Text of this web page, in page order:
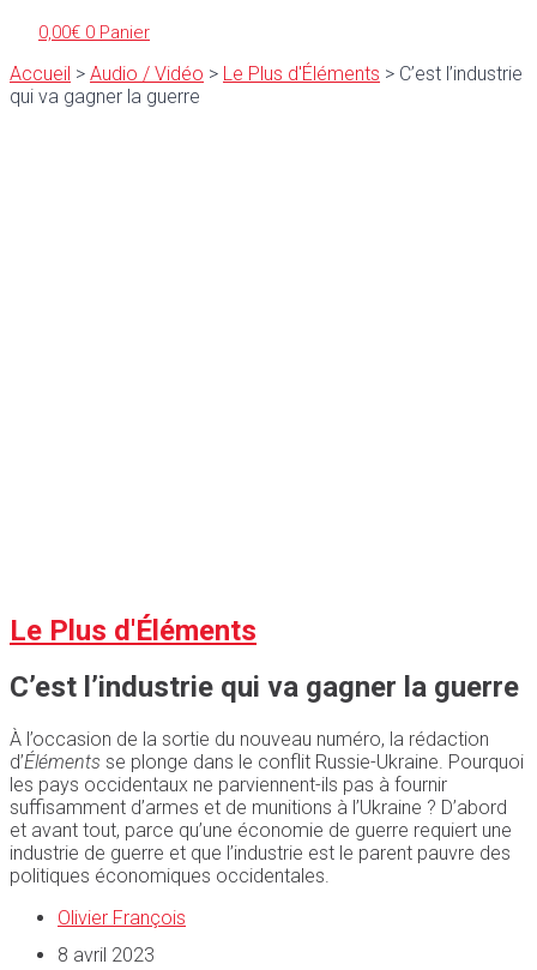
0,00€ 0 Panier
Accueil > Audio / Vidéo > Le Plus d'Éléments > C’est l’industrie
qui va gagner la guerre
Le Plus d'Éléments
C’est l’industrie qui va gagner la guerre
À l’occasion de la sortie du nouveau numéro, la rédaction
d’Éléments se plonge dans le conflit Russie-Ukraine. Pourquoi
les pays occidentaux ne parviennent-ils pas à fournir
suffisamment d’armes et de munitions à l’Ukraine ? D’abord
et avant tout, parce qu’une économie de guerre requiert une
industrie de guerre et que l’industrie est le parent pauvre des
politiques économiques occidentales.
Olivier François
8 avril 2023